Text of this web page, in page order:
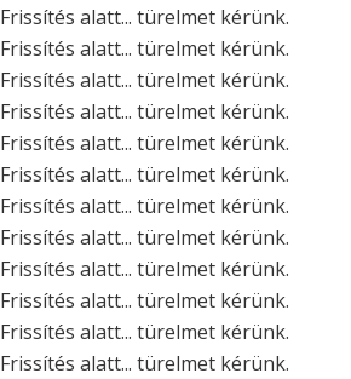
Frissítés alatt... türelmet kérünk.
Frissítés alatt... türelmet kérünk.
Frissítés alatt... türelmet kérünk.
Frissítés alatt... türelmet kérünk.
Frissítés alatt... türelmet kérünk.
Frissítés alatt... türelmet kérünk.
Frissítés alatt... türelmet kérünk.
Frissítés alatt... türelmet kérünk.
Frissítés alatt... türelmet kérünk.
Frissítés alatt... türelmet kérünk.
Frissítés alatt... türelmet kérünk.
Frissítés alatt... türelmet kérünk.